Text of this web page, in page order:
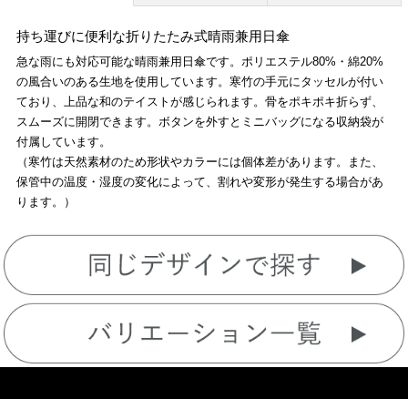
持ち運びに便利な折りたたみ式晴雨兼用日傘
急な雨にも対応可能な晴雨兼用日傘です。ポリエステル80%・綿20%
の風合いのある生地を使用しています。寒竹の手元にタッセルが付い
ており、上品な和のテイストが感じられます。骨をポキポキ折らず、
スムーズに開閉できます。ボタンを外すとミニバッグになる収納袋が
付属しています。
（寒竹は天然素材のため形状やカラーには個体差があります。また、
保管中の温度・湿度の変化によって、割れや変形が発生する場合があ
ります。）